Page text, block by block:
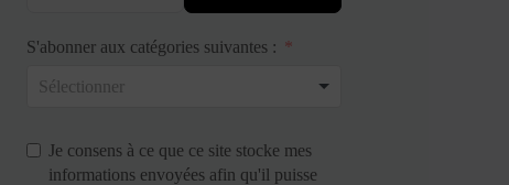
S'abonner aux catégories suivantes :
Je consens à ce que ce site stocke mes
informations envoyées afin qu'il puisse